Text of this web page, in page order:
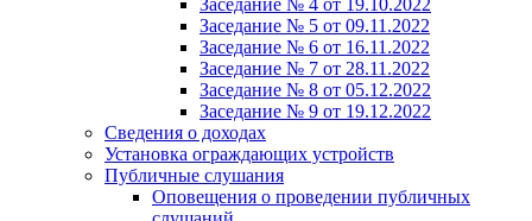
Заседание № 4 от 19.10.2022
Заседание № 5 от 09.11.2022
Заседание № 6 от 16.11.2022
Заседание № 7 от 28.11.2022
Заседание № 8 от 05.12.2022
Заседание № 9 от 19.12.2022
Сведения о доходах
Установка ограждающих устройств
Публичные слушания
Оповещения о проведении публичных